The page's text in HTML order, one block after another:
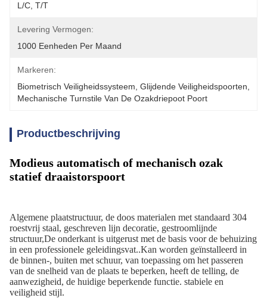
L/C, T/T
Levering Vermogen:
1000 Eenheden Per Maand
Markeren:
Biometrisch Veiligheidssysteem Glijdende Veiligheidspoorten
Mechanische Turnstile Van De Ozakdriepoot Poort
Productbeschrijving
Modieus automatisch of mechanisch ozak
statief draaistorspoort
Algemene plaatstructuur, de doos materialen met standaard 304
roestvrij staal, geschreven lijn decoratie, gestroomlijnde
structuur,De onderkant is uitgerust met de basis voor de behuizing
in een professionele geleidingsvat..Kan worden geïnstalleerd in
de binnen-, buiten met schuur, van toepassing om het passeren
van de snelheid van de plaats te beperken, heeft de telling, de
aanwezigheid, de huidige beperkende functie. stabiele en
veiligheid stijl.